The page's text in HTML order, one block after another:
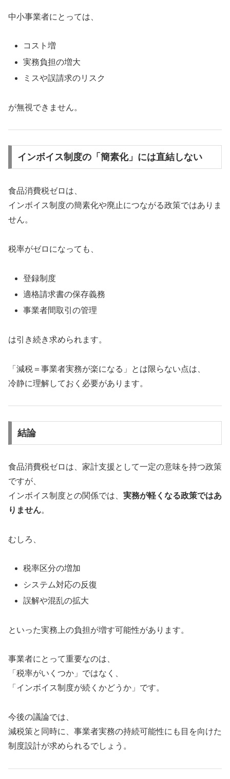
中小事業者にとっては、
コスト増
実務負担の増大
ミスや誤請求のリスク
が無視できません。
インボイス制度の「簡素化」には直結しない
食品消費税ゼロは、
インボイス制度の簡素化や廃止につながる政策ではありま
せん。
税率がゼロになっても、
登録制度
適格請求書の保存義務
事業者間取引の管理
は引き続き求められます。
「減税＝事業者実務が楽になる」とは限らない点は、
冷静に理解しておく必要があります。
結論
食品消費税ゼロは、家計支援として一定の意味を持つ政策
ですが、
インボイス制度との関係では、 実務が軽くなる政策ではあ
りません。
むしろ、
税率区分の増加
システム対応の反復
誤解や混乱の拡大
といった実務上の負担が増す可能性があります。
事業者にとって重要なのは、
「税率がいくつか」ではなく、
「インボイス制度が続くかどうか」です。
今後の議論では、
減税策と同時に、事業者実務の持続可能性にも目を向けた
制度設計が求められるでしょう。